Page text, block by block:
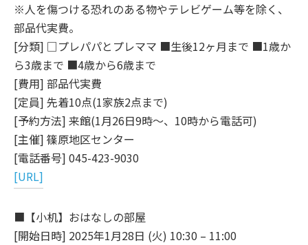
※人を傷つける恐れのある物やテレビゲーム等を除く、
部品代実費。
[分類] □プレパパとプレママ ■生後12ヶ月まで ■1歳か
ら3歳まで ■4歳から6歳まで
[費用] 部品代実費
[定員] 先着10点(1家族2点まで)
[予約方法] 来館(1月26日9時～、10時から電話可)
[主催] 篠原地区センター
[電話番号] 045-423-9030
[URL]
■【小机】おはなしの部屋
[開始日時] 2025年1月28日 (火) 10:30 – 11:00